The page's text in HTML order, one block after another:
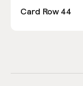
Card Row 44